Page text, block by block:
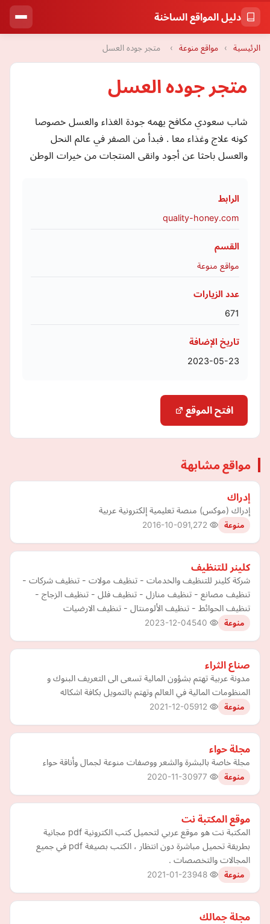
دليل المواقع الساخنة
الرئيسية › مواقع منوعة › متجر جوده العسل
متجر جوده العسل
شاب سعودي مكافح يهمه جودة الغذاء والعسل خصوصا
كونه علاج وغذاء معا . فبدأ من الصفر في عالم النحل
والعسل باحثا عن أجود وانقى المنتجات من خيرات الوطن
الرابط
quality-honey.com
القسم
مواقع منوعة
عدد الزيارات
671
تاريخ الإضافة
2023-05-23
افتح الموقع
مواقع مشابهة
إدراك
إدراك (موكس) منصة تعليمية إلكترونية عربية
منوعة 2016-10-09
كلينر للتنظيف
شركة كلينر للتنظيف والخدمات - تنظيف مولات - تنظيف شركات -
تنظيف مصانع - تنظيف منازل - تنظيف فلل - تنظيف الزجاج -
تنظيف الحوائط - تنظيف الألومنتال - تنظيف الارضيات
منوعة 2023-12-04
صناع الثراء
مدونة عربية تهتم بشؤون المالية تسعى الى التعريف البنوك و
المنظومات المالية في العالم وتهتم بالتمويل بكافة اشكاله
منوعة 2021-12-05
مجلة حواء
مجلة خاصة بالبشرة والشعر ووصفات منوعة لجمال وأناقة حواء
منوعة 2020-11-30
موقع المكتبة نت
المكتبة نت هو موقع عربي لتحميل كتب الكترونية pdf مجانية
بطريقة تحميل مباشرة دون انتظار ، الكتب بصيغة pdf في جميع
المجالات والتخصصات .
منوعة 2021-01-23
مجلة جمالك